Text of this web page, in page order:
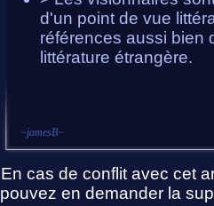
d'un point de vue
références aussi bien
littérature étrangère.
~jamesB~
En cas de conflit avec cet
pouvez en demander la